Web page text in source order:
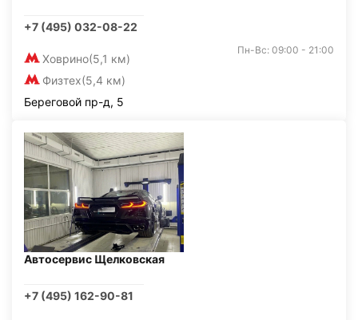
+7 (495) 032-08-22
Ховрино(5,1 км)
Физтех(5,4 км)
Пн-Вс: 09:00 - 21:00
Береговой пр-д, 5
Автосервис Щелковская
+7 (495) 162-90-81